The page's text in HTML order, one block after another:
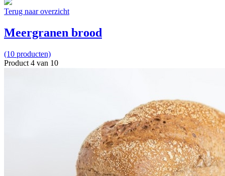
Terug naar overzicht
Meergranen brood
(10 producten)
Product 4 van 10